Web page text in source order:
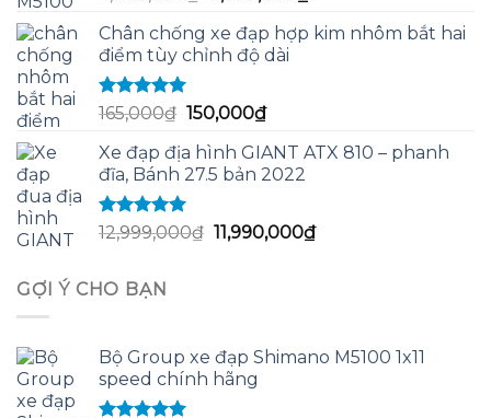
hạng
5.00
sao
là:
4,900,000₫.
tại
Chân chống xe đạp hợp kim nhôm bắt hai
điểm tùy chỉnh độ dài
Được xếp
hạng
sao
165,000₫ Giá
là:
165,000₫.
150,000₫Giá
tại
là:
Xe đạp địa hình GIANT ATX 810 – phanh
đĩa, Bánh 27.5 bản 2022
Được xếp
hạng
5.00
12,999,000₫ Giá
11,990,000₫Giá
GỢI Ý CHO BẠN
Bộ Group xe đạp Shimano M5100 1x11
speed chính hãng